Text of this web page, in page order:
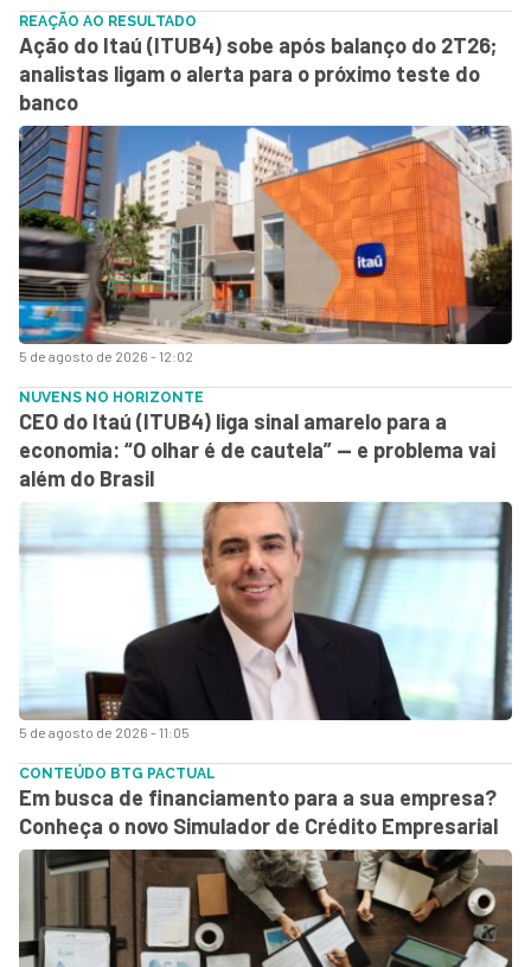
5 de agosto de 2026 - 12:02
REAÇÃO AO RESULTADO
Ação do Itaú (ITUB4) sobe após balanço do 2T26;
analistas ligam o alerta para o próximo teste do
banco
5 de agosto de 2026 - 11:05
NUVENS NO HORIZONTE
CEO do Itaú (ITUB4) liga sinal amarelo para a
economia: “O olhar é de cautela” — e problema vai
além do Brasil
CONTEÚDO BTG PACTUAL
Em busca de financiamento para a sua empresa?
Conheça o novo Simulador de Crédito Empresarial